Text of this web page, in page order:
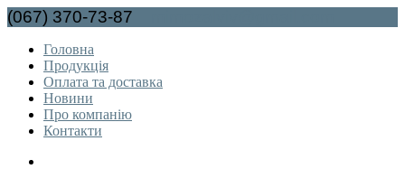
(067) 370-73-87
Головна
Продукція
Оплата та доставка
Новини
Про компанію
Контакти